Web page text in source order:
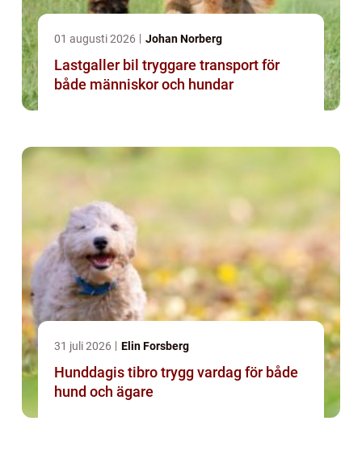
01 augusti 2026 Johan Norberg
Lastgaller bil tryggare transport för
både människor och hundar
31 juli 2026 Elin Forsberg
Hunddagis tibro trygg vardag för både
hund och ägare